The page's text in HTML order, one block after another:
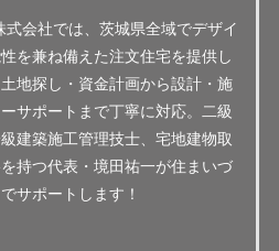
式会社では、茨城県全域でデザイ
を兼ね備えた注文住宅を提供し
地探し・資金計画から設計・施
サポートまで丁寧に対応。二級
建築施工管理技士、宅地建物取
持つ代表・境田祐一が住まいづ
サポートします！